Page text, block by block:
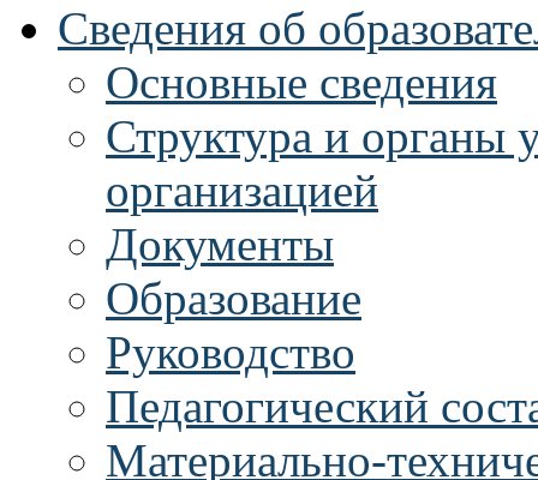
Сведения об
Основные сведения
Структура и органы
организацией
Документы
Образование
Руководство
Педагогический
Материально-